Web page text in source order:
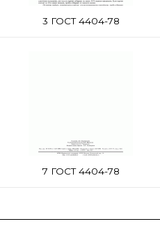
3 ГОСТ 4404-78
7 ГОСТ 4404-78